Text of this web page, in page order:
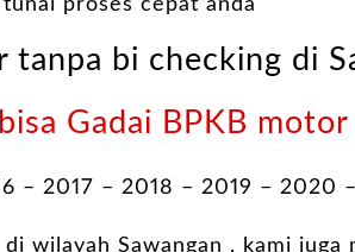
tunai proses cepat anda
tanpa bi checking di
Gadai BPKB motor
– 2017 – 2018 – 2019 – 2020
wilayah Sawangan , kami juga